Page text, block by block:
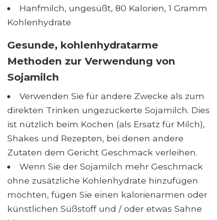
Hanfmilch, ungesüßt, 80 Kalorien, 1 Gramm
Kohlenhydrate
Gesunde, kohlenhydratarme
Methoden zur Verwendung von
Sojamilch
Verwenden Sie für andere Zwecke als zum
direkten Trinken ungezuckerte Sojamilch. Dies
ist nützlich beim Kochen (als Ersatz für Milch),
Shakes und Rezepten, bei denen andere
Zutaten dem Gericht Geschmack verleihen.
Wenn Sie der Sojamilch mehr Geschmack
ohne zusätzliche Kohlenhydrate hinzufügen
möchten, fügen Sie einen kalorienarmen oder
künstlichen Süßstoff und / oder etwas Sahne